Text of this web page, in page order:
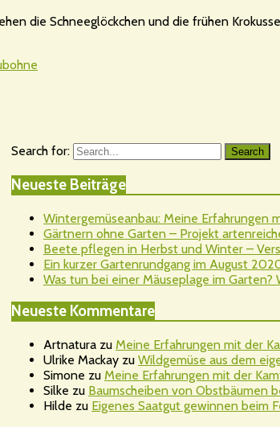
die Schneeglöckchen und die frühen
Search for:
Search
Neueste Beiträge
Wintergemüseanbau: Meine Erfahrungen
Gärtnern ohne Garten – Projekt
Beete pflegen in Herbst und Winter –
Ein kurzer Gartenrundgang im August
Was tun bei einer Mäuseplage im
Neueste Kommentare
Artnatura zu Meine Erfahrungen mit der
Ulrike Mackay zu Wildgemüse aus dem
Simone zu Meine Erfahrungen mit der
Silke zu Baumscheiben von Obstbäumen
Hilde zu Eigenes Saatgut gewinnen beim